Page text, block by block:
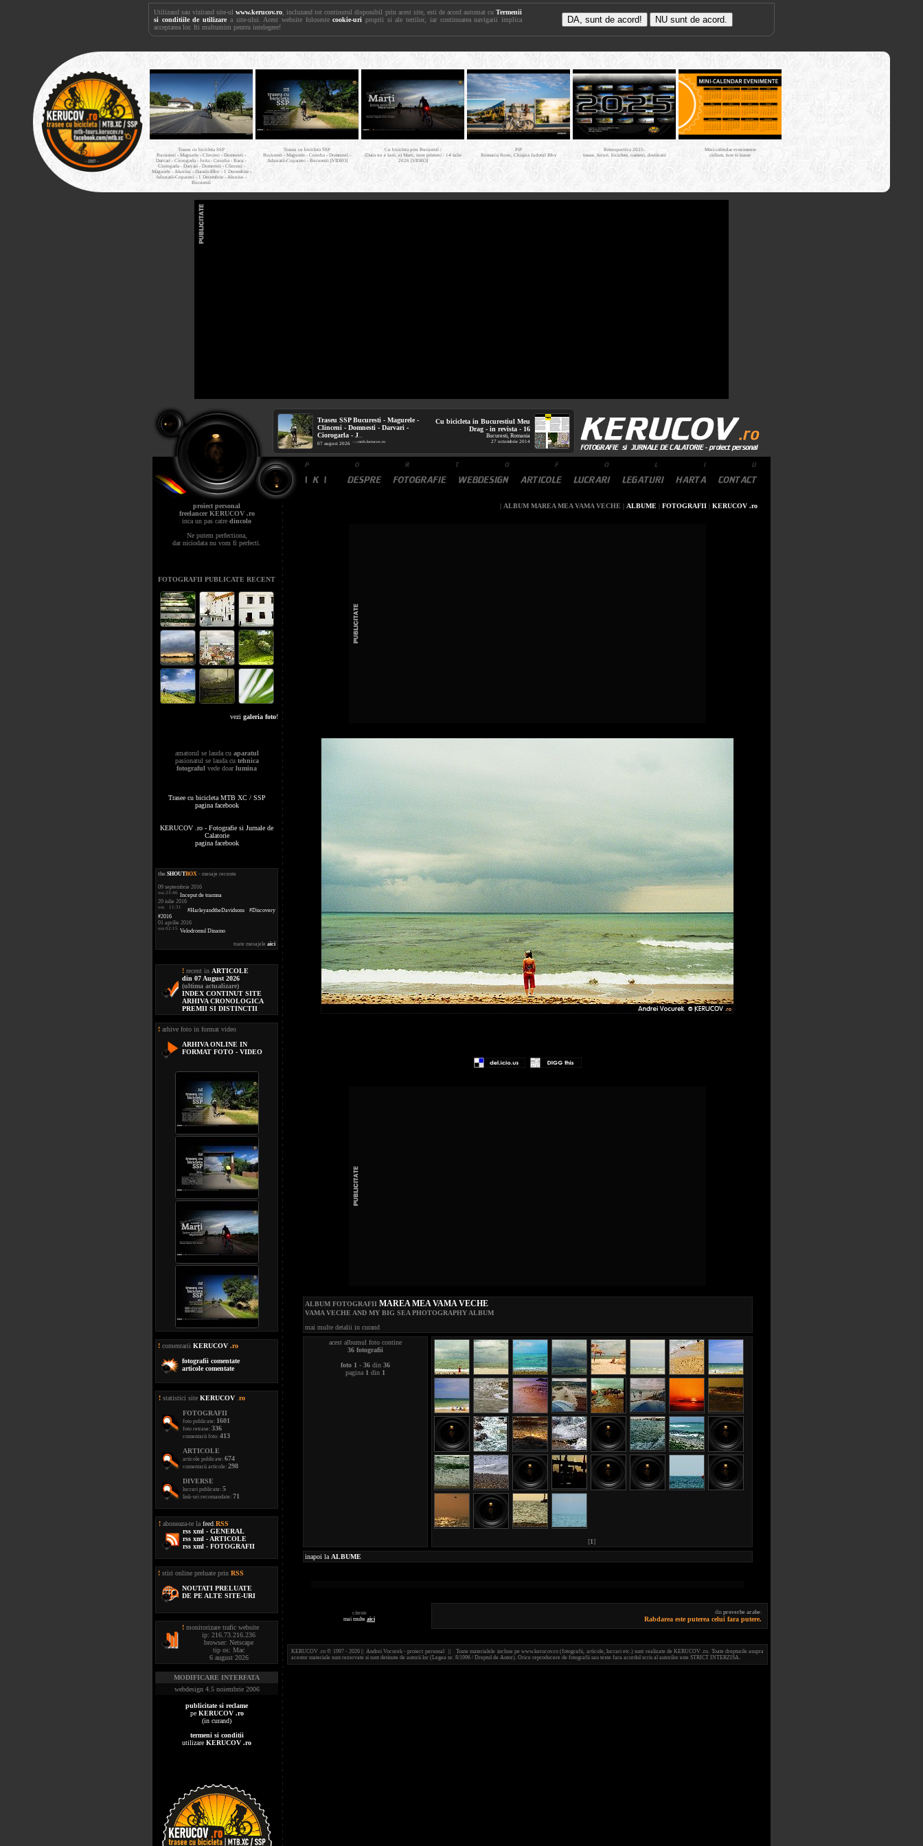
Utilizand sau vizitand site-ulwww.kerucov.ro , incluzand tot continutul disponibil prin acest site, esti de acord automat cuTermenii
si conditiile de utilizare a site-ului. Acest website folosestecookie-uri proprii si ale tertilor, iar continuarea navigarii implica
acceptarea lor. Iti multumim pentru intelegere!
Traseu cu bicicleta SSP
Bucuresti - Magurele - Clinceni - Domnesti -
Darvari - Ciorogarla - Joita - Cosoba - Bacu -
Ciorogarla - Darvari - Domnesti - Clinceni -
Magurele - Alunisu - Darasti-Ilfov - 1 Decembrie -
Adunatii-Copaceni - 1 Decembrie - Alunisu -
Bucuresti
Traseu cu bicicleta SSP
Bucuresti - Magurele - Cosoba - Domnesti -
Adunatii-Copaceni - Bucuresti [VIDEO]
Cu bicicleta prin Bucuresti /
(Daca nu e luni, e) Marti, intre prieteni / 14 iulie
2026 [VIDEO]
PiP
Romania Rosu, Chiajna Judetul Ilfov
Retrospectiva 2025:
trasee, locuri, biciclete, oameni, destinatii
Mini-calendar evenimente
ciclism, ture si trasee
bicicleta MTB
Traseu SSP Bucuresti - Magurele -
Clinceni - Domnesti - Darvari -
Ciorogarla - J...
07 august 2026 / via mtb.kerucov.ro
Cu bicicleta in Bucurestiul Meu
Drag - in revista - 16
Bucuresti, Romania
27 octombrie 2014
proiect personal
freelancer KERUCOV .ro
inca un pas catre dincolo
Ne putem perfectiona,
dar niciodata nu vom fi perfecti.
FOTOGRAFII PUBLICATE RECENT
vezi galeria foto!
amatorul se lauda cu aparatul
pasionatul se lauda cu tehnica
fotograful vede doarlumina
Trasee cu bicicleta MTB XC / SSP
pagina facebook
KERUCOV .ro - Fotografie si Jurnale de
Calatorie
pagina facebook
the.SHOUTBOX - mesaje recente
09 septembrie 2016
ora 23:46 Inceput de toamna
20 iulie 2016
ora 11:31
#HarleyandtheDavidsons #Discovery
#2016
01 aprilie 2016
ora 02:15 Velodromul Dinamo
toate mesajele aici
! recent in ARTICOLE
din 07 August 2026
(ultima actualizare)
INDEX CONTINUT SITE
ARHIVA CRONOLOGICA
PREMII SI DISTINCTII
! arhive foto in format video
ARHIVA ONLINE IN
FORMAT FOTO - VIDEO
! comentarii KERUCOV .ro
fotografii comentate
articole comentate
! statistici site KERUCOV ro
FOTOGRAFII
foto publicate: 1601
foto retrase: 336
comentarii foto: 413
ARTICOLE
articole publicate: 674
comentarii articole: 298
DIVERSE
lucrari publicate: 5
link-uri recomandate: 71
! aboneaza-te la feed RSS
rss xml - GENERAL
rss xml - ARTICOLE
rss xml - FOTOGRAFII
! stiri online preluate prin RSS
NOUTATI PRELUATE
DE PE ALTE SITE-URI
! monitorizare trafic website
ip: 216.73.216.236
browser: Netscape
tip os: Mac
6 august 2026
MODIFICARE INTERFATA
webdesign 4.5 noiembrie 2006
publicitate si reclame
pe KERUCOV .ro
(in curand)
termeni si conditii
utilizare KERUCOV .ro
| ALBUM MAREA MEA VAMA VECHE | ALBUME | FOTOGRAFII | KERUCOV .ro
ALBUM FOTOGRAFII MAREA MEA VAMA VECHE
VAMA VECHE AND MY BIG SEA PHOTOGRAPHY ALBUM
mai multe detalii in curand
acest albumul foto contine
36 fotografii
foto 1 - 36din 36
pagina 1 din 1
[1]
inapoi la ALBUME
citeste
mai multe aici
din proverbe arabe:
Rabdarea este puterea celui fara putere.
KERUCOV .ro © 1997 - 2026 || Andrei Vocurek - proiect personal || Toate materialele incluse pe www.kerucov.ro (fotografii, articole, lucrari etc.) sunt realizate de KERUCOV .ro. Toate drepturile asupra
acestor materiale sunt rezervate si sunt detinute de autorii lor (Legea nr. 8/1996 / Dreptul de Autor). Orice reproducere de fotografii sau texte fara acordul scris al autorilor este STRICT INTERZISA.